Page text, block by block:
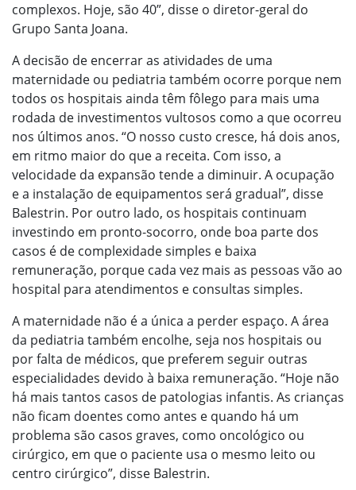
complexos. Hoje, são 40”, disse o diretor-geral do
Grupo Santa Joana.
A decisão de encerrar as atividades de uma
maternidade ou pediatria também ocorre porque nem
todos os hospitais ainda têm fôlego para mais uma
rodada de investimentos vultosos como a que ocorreu
nos últimos anos. “O nosso custo cresce, há dois anos,
em ritmo maior do que a receita. Com isso, a
velocidade da expansão tende a diminuir. A ocupação
e a instalação de equipamentos será gradual”, disse
Balestrin. Por outro lado, os hospitais continuam
investindo em pronto-socorro, onde boa parte dos
casos é de complexidade simples e baixa
remuneração, porque cada vez mais as pessoas vão ao
hospital para atendimentos e consultas simples.
A maternidade não é a única a perder espaço. A área
da pediatria também encolhe, seja nos hospitais ou
por falta de médicos, que preferem seguir outras
especialidades devido à baixa remuneração. “Hoje não
há mais tantos casos de patologias infantis. As crianças
não ficam doentes como antes e quando há um
problema são casos graves, como oncológico ou
cirúrgico, em que o paciente usa o mesmo leito ou
centro cirúrgico”, disse Balestrin.